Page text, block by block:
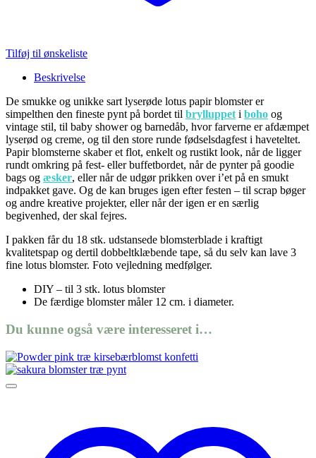
Tilføj til ønskeliste
Beskrivelse
De smukke og unikke sart lyserøde lotus papir blomster er
simpelthen den fineste pynt på bordet til brylluppet i boho og
vintage stil, til baby shower og barnedåb, hvor farverne er afdæmpet
lyserød og creme, og til den store runde fødselsdagfest i haveteltet.
Papir blomsterne skaber et flot, enkelt og rustikt look, når de ligger
rundt omkring på fest- eller buffetbordet, når de pynter på goodie
bags og æsker, eller når de udgør prikken over i’et på en smukt
indpakket gave. Og de kan bruges igen efter festen – til scrap bøger
og andre kreative projekter, eller når der igen er en særlig
begivenhed, der skal fejres.
I pakken får du 18 stk. udstansede blomsterblade i kraftigt
kvalitetspap og dertil dobbeltklæbende tape, så du selv kan lave 3
fine lotus blomster. Foto vejledning medfølger.
DIY – til 3 stk. lotus blomster
De færdige blomster måler 12 cm. i diameter.
Du kunne også være interesseret i…